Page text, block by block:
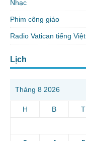
Nhạc
Phim công giáo
Radio Vatican tiếng Việt
Lịch
Tháng 8 2026
H B T